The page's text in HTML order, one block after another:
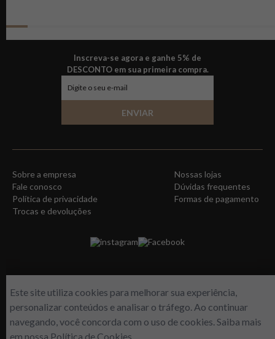
Este site utiliza cookies para melhorar sua experiência,
personalizar conteúdos e analisar o tráfego. Ao continuar
navegando, você concorda com o uso de cookies. Saiba mais
em nossa Política de Cookies
Inscreva-se agora e ganhe 5% de
DESCONTO em sua primeira compra.
ENVIAR
Sobre a empresa
Nossas lojas
Fale conosco
Dúvidas frequentes
Política de privacidade
Formas de pagamento
Trocas e devoluções
instagram Facebook